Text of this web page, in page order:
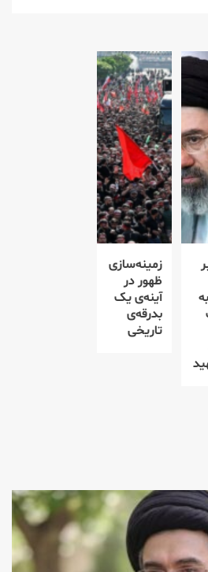
زمینه‌سازی
ظهور در
آینه‌ی یک
بدرقه‌ی
تاریخی